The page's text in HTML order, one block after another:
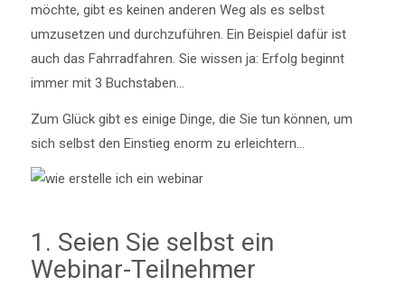
möchte, gibt es keinen anderen Weg als es selbst
umzusetzen und durchzuführen. Ein Beispiel dafür ist
auch das Fahrradfahren. Sie wissen ja: Erfolg beginnt
immer mit 3 Buchstaben…
Zum Glück gibt es einige Dinge, die Sie tun können, um
sich selbst den Einstieg enorm zu erleichtern…
1. Seien Sie selbst ein
Webinar-Teilnehmer